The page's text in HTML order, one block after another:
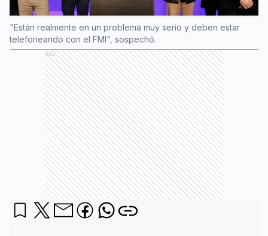
"Están realmente en un problema muy serio y deben estar
telefoneando con el FMI", sospechó.
Ads